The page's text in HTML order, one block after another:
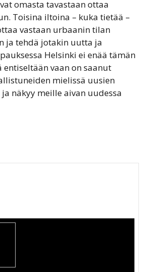
omasta tavastaan ottaa
Toisina iltoina – kuka tietää –
vastaan urbaanin tilan
ja tehdä jotakin uutta ja
Helsinki ei enää tämän
entiseltään vaan on saanut
mielissä uusien
näkyy meille aivan uudessa